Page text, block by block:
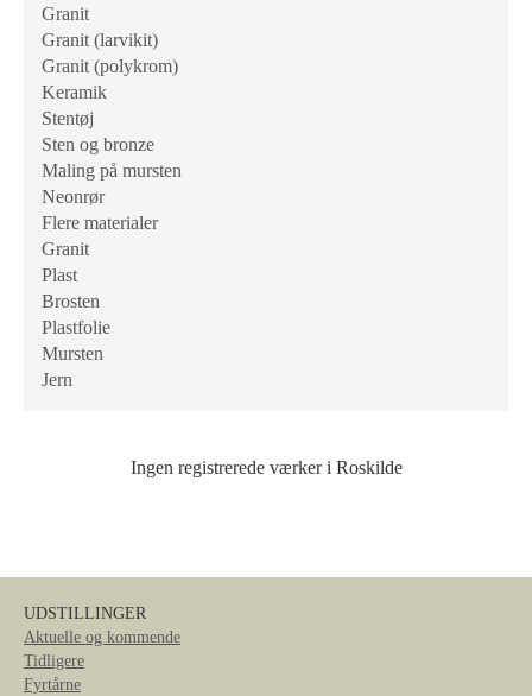
Granit
Granit (larvikit)
Granit (polykrom)
Keramik
Stentøj
Sten og bronze
Maling på mursten
Neonrør
Flere materialer
Granit
Plast
Brosten
Plastfolie
Mursten
Jern
Ingen registrerede værker i Roskilde
UDSTILLINGER
Aktuelle og kommende
Tidligere
Fyrtårne